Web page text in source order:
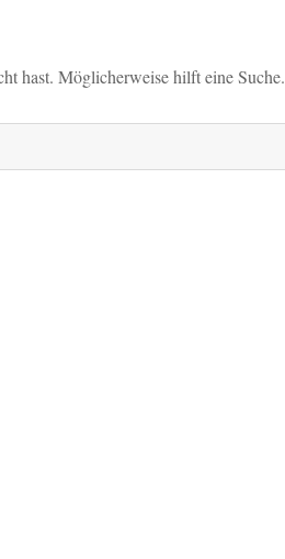
hast. Möglicherweise hilft eine Suche.